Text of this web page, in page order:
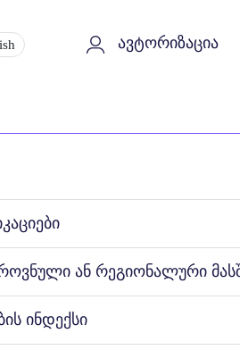
ავტორიზაცია
ან რეგიონალური
ინდექსი